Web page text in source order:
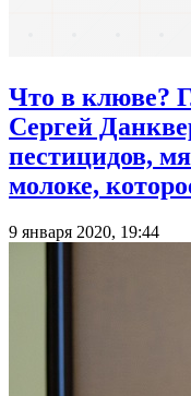
Что в клюве?
Сергей
пестицидов,
молоке,
9 января 2020, 19:44